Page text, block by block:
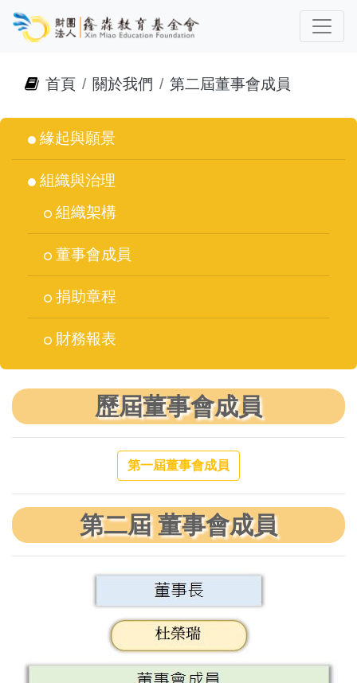
首頁 關於我們 第二屆董事會成員
緣起與願景
組織與治理
組織架構
董事會成員
捐助章程
財務報表
歷屆董事會成員
第一屆董事會成員
第二屆 董事會成員